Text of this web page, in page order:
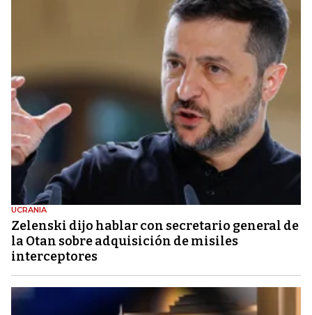
UCRANIA
Zelenski dijo hablar con secretario general de
la Otan sobre adquisición de misiles
interceptores